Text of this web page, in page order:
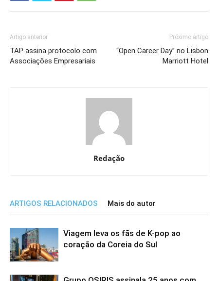
Artigo anterior
TAP assina protocolo com
Associações Empresariais
Próximo artigo
“Open Career Day” no Lisbon
Marriott Hotel
Redação
ARTIGOS RELACIONADOS Mais do autor
Viagem leva os fãs de K-pop ao
coração da Coreia do Sul